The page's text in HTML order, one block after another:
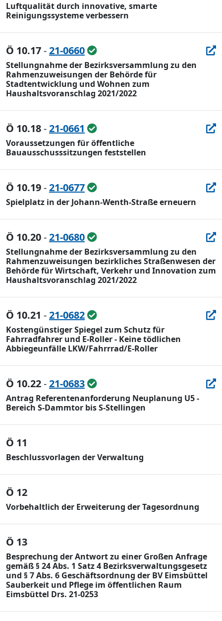
Luftqualität durch innovative, smarte
Reinigungssysteme verbessern
Ö 10.17-21-0660
Stellungnahme der Bezirksversammlung zu den
Rahmenzuweisungen der Behörde für
Stadtentwicklung und Wohnen zum
Haushaltsvoranschlag 2021/2022
Ö 10.18-21-0661
Voraussetzungen für öffentliche
Bauausschusssitzungen feststellen
Ö 10.19-21-0677
Spielplatz in der Johann-Wenth-Straße erneuern
Ö 10.20-21-0680
Stellungnahme der Bezirksversammlung zu den
Rahmenzuweisungen bezirkliches Straßenwesen der
Behörde für Wirtschaft, Verkehr und Innovation zum
Haushaltsvoranschlag 2021/2022
Ö 10.21 -21-0682
Kostengünstiger Spiegel zum Schutz für
Fahrradfahrer und E-Roller - Keine tödlichen
Abbiegeunfälle LKW/Fahrrrad/E-Roller
Ö 10.22-21-0683
Antrag Referentenanforderung Neuplanung U5 -
Bereich S-Dammtor bis S-Stellingen
Ö 11
Beschlussvorlagen der Verwaltung
Ö 12
Vorbehaltlich der Erweiterung der Tagesordnung
Ö 13
Besprechung der Antwort zu einer Großen Anfrage
gemäß § 24 Abs. 1 Satz 4 Bezirksverwaltungsgesetz
und § 7 Abs. 6 Geschäftsordnung der BV Eimsbüttel
Sauberkeit und Pflege im öffentlichen Raum
Eimsbüttel Drs. 21-0253